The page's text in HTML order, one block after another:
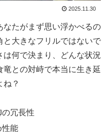
2025.11.30
たがまず思い浮かべるの
と大きなフリルではないで
は何で決まり、どんな状況
との対峙で本当に生き延
ね？
冗長性
性能